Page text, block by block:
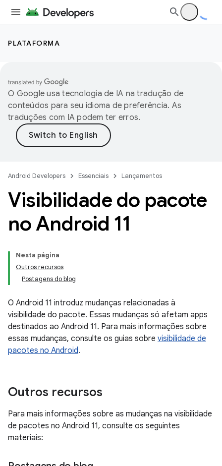
PLATAFORMA
O Google usa tecnologia de IA na tradução de
conteúdos para seu idioma de preferência. As
traduções com IA podem ter erros.
Android Developers Essenciais Lançamentos
Visibilidade do pacote
no Android 11
Nesta página
Outros recursos
Postagens do blog
O Android 11 introduz mudanças relacionadas à
visibilidade do pacote. Essas mudanças só afetam apps
destinados ao Android 11. Para mais informações sobre
essas mudanças, consulte os guias sobre visibilidade de
pacotes no Android.
Outros recursos
Para mais informações sobre as mudanças na visibilidade
de pacotes no Android 11, consulte os seguintes
materiais: